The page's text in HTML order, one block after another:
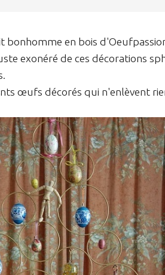
bonhomme en bois
exonéré de ces décorations
œufs décorés qui n'enlèvent